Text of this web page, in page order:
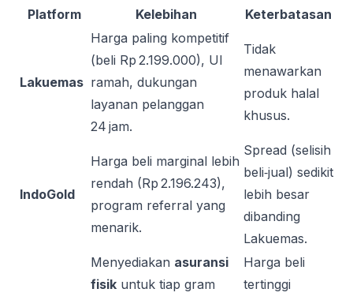
Platform
Kelebihan Keterbatasan
Lakuemas
Harga paling kompetitif
(beli Rp 2.199.000), UI
ramah, dukungan
layanan pelanggan
24 jam.
Tidak
menawarkan
produk halal
khusus.
IndoGold
Harga beli marginal lebih
rendah (Rp 2.196.243),
program referral yang
menarik.
Spread (selisih
beli‑jual) sedikit
lebih besar
dibanding
Lakuemas.
Menyediakan asuransi
fisik untuk tiap gram
Harga beli
tertinggi